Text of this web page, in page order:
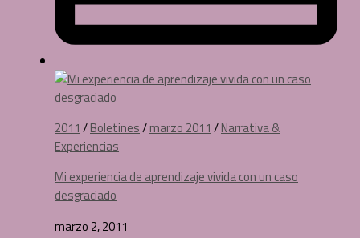
2011 /Boletines/marzo 2011 /Narrativa &
Experiencias
Mi experiencia de aprendizaje vivida con un caso
desgraciado
marzo 2, 2011